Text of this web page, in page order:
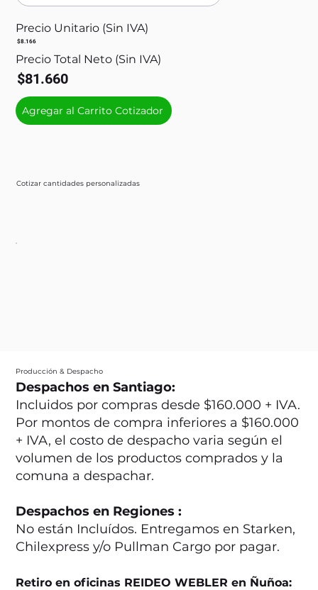
Cotizar cantidades personalizadas
Precio Unitario (Sin IVA)
$8.166
Precio Total Neto (Sin IVA)
$81.660
Agregar al Carrito Cotizador
Producción & Despacho
Despachos en Santiago:
Incluidos por compras desde $160.000 + IVA.
Por montos de compra inferiores a $160.000
+ IVA, el costo de despacho varia según el
volumen de los productos comprados y la
comuna a despachar.
Despachos en Regiones :
No están Incluídos. Entregamos en Starken,
Chilexpress y/o Pullman Cargo por pagar.
Retiro en oficinas REIDEO WEBLER en Ñuñoa: